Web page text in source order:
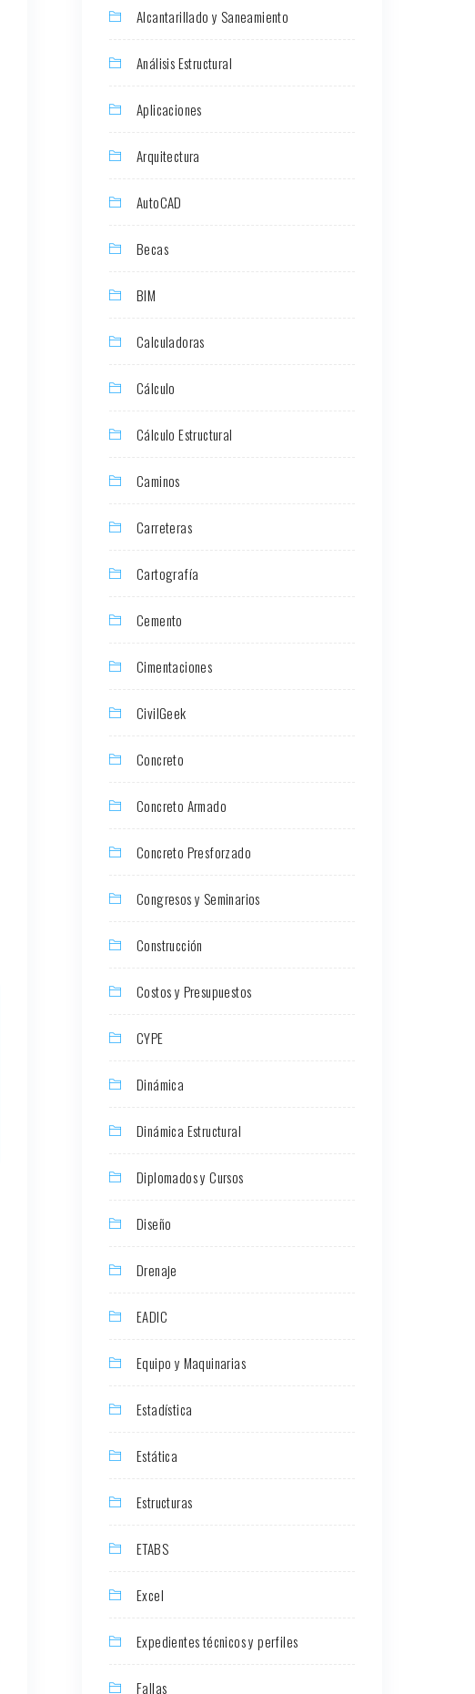
Alcantarillado y Saneamiento
Análisis Estructural
Aplicaciones
Arquitectura
AutoCAD
Becas
BIM
Calculadoras
Cálculo
Cálculo Estructural
Caminos
Carreteras
Cartografía
Cemento
Cimentaciones
CivilGeek
Concreto
Concreto Armado
Concreto Presforzado
Congresos y Seminarios
Construcción
Costos y Presupuestos
CYPE
Dinámica
Dinámica Estructural
Diplomados y Cursos
Diseño
Drenaje
EADIC
Equipo y Maquinarias
Estadística
Estática
Estructuras
ETABS
Excel
Expedientes técnicos y perfiles
Fallas